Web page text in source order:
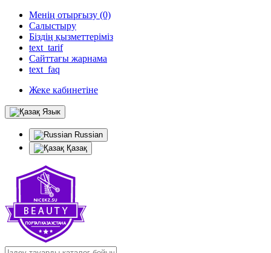
Менің отырғызу (0)
Салыстыру
Біздің қызметтеріміз
text_tarif
Сайттағы жарнама
text_faq
Жеке кабинетіне
Язык
Russian
Қазақ